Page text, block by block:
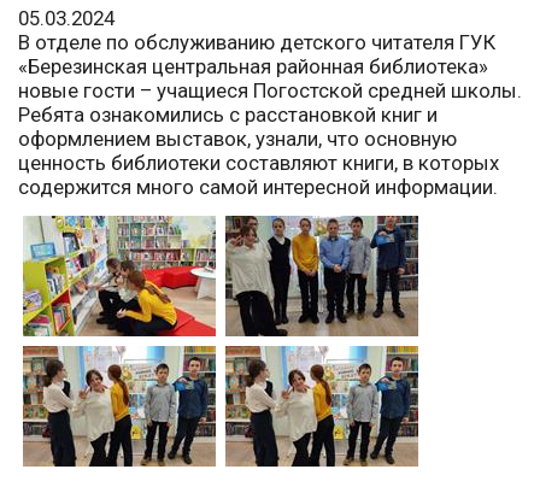
05.03.2024
В отделе по обслуживанию детского читателя ГУК
«Березинская центральная районная библиотека»
новые гости – учащиеся Погостской средней школы.
Ребята ознакомились с расстановкой книг и
оформлением выставок, узнали, что основную
ценность библиотеки составляют книги, в которых
содержится много самой интересной информации.